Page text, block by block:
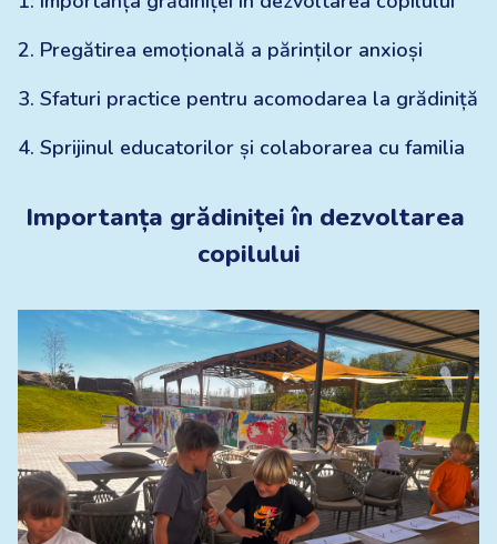
2. Pregătirea emoțională a părinților anxioși
3. Sfaturi practice pentru acomodarea la grădiniță
4. Sprijinul educatorilor și colaborarea cu familia
Importanța grădiniței în dezvoltarea
copilului